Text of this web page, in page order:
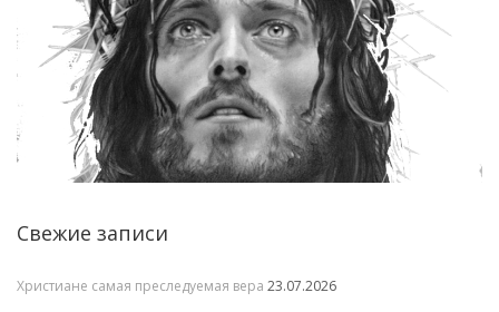
Свежие записи
Христиане самая преследуемая вера 23.07.2026